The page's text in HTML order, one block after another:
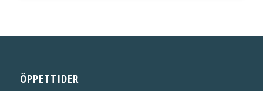
ÖPPETTIDER